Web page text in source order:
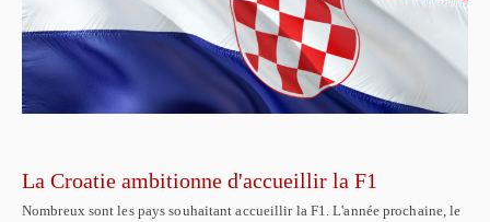
La Croatie ambitionne d'accueillir la F1
Nombreux sont les pays souhaitant accueillir la F1. L'année prochaine, le